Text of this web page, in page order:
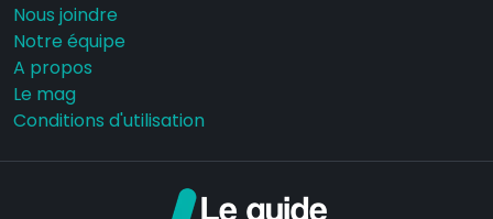
Nous joindre
Notre équipe
A propos
Le mag
Conditions d'utilisation